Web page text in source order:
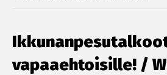
vapaaehtoisille! /